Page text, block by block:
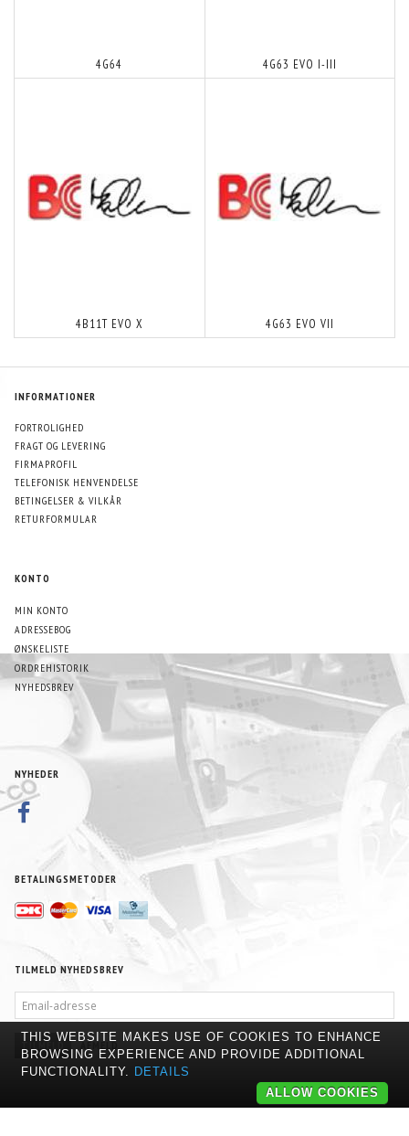
4G64 4G63 EVO I-III
4B11T EVO X 4G63 EVO VII
INFORMATIONER
FORTROLIGHED
FRAGT OG LEVERING
FIRMAPROFIL
TELEFONISK HENVENDELSE
BETINGELSER & VILKÅR
RETURFORMULAR
KONTO
MIN KONTO
ADRESSEBOG
ØNSKELISTE
ORDREHISTORIK
NYHEDSBREV
NYHEDER
BETALINGSMETODER
TILMELD NYHEDSBREV
ADRESSE
TILMELD AFMELD
THIS WEBSITE MAKES USE OF COOKIES TO ENHANCE
BROWSING EXPERIENCE AND PROVIDE ADDITIONAL
FUNCTIONALITY. DETAILS
ALLOW COOKIES